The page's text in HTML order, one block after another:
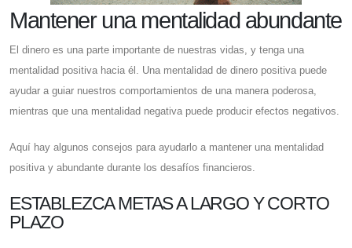
Mantener una mentalidad abundante
El dinero es una parte importante de nuestras vidas, y tenga una
mentalidad positiva hacia él. Una mentalidad de dinero positiva puede
ayudar a guiar nuestros comportamientos de una manera poderosa,
mientras que una mentalidad negativa puede producir efectos negativos.
Aquí hay algunos consejos para ayudarlo a mantener una mentalidad
positiva y abundante durante los desafíos financieros.
ESTABLEZCA METAS A LARGO Y CORTO
PLAZO